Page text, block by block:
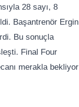
28 sayı, 8
Başantrenör Ergin
Bu sonuçla
Final Four
merakla bekliyor